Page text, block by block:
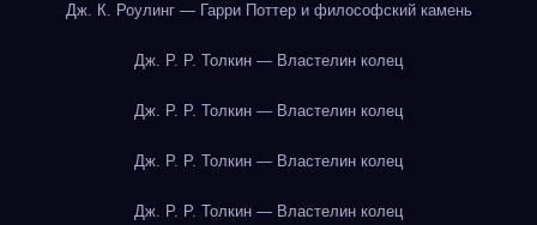
Дж. К. Роулинг — Гарри Поттер и философский камень
Дж. Р. Р. Толкин — Властелин колец
Дж. Р. Р. Толкин — Властелин колец
Дж. Р. Р. Толкин — Властелин колец
Дж. Р. Р. Толкин — Властелин колец